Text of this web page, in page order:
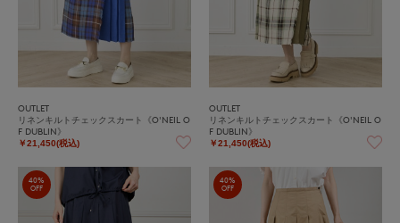
OUTLET
リネンキルトチェックスカート《O'NEIL O
F DUBLIN》
￥21,450(税込)
OUTLET
リネンキルトチェックスカート《O'NEIL O
F DUBLIN》
￥21,450(税込)
40%
OFF
40%
OFF